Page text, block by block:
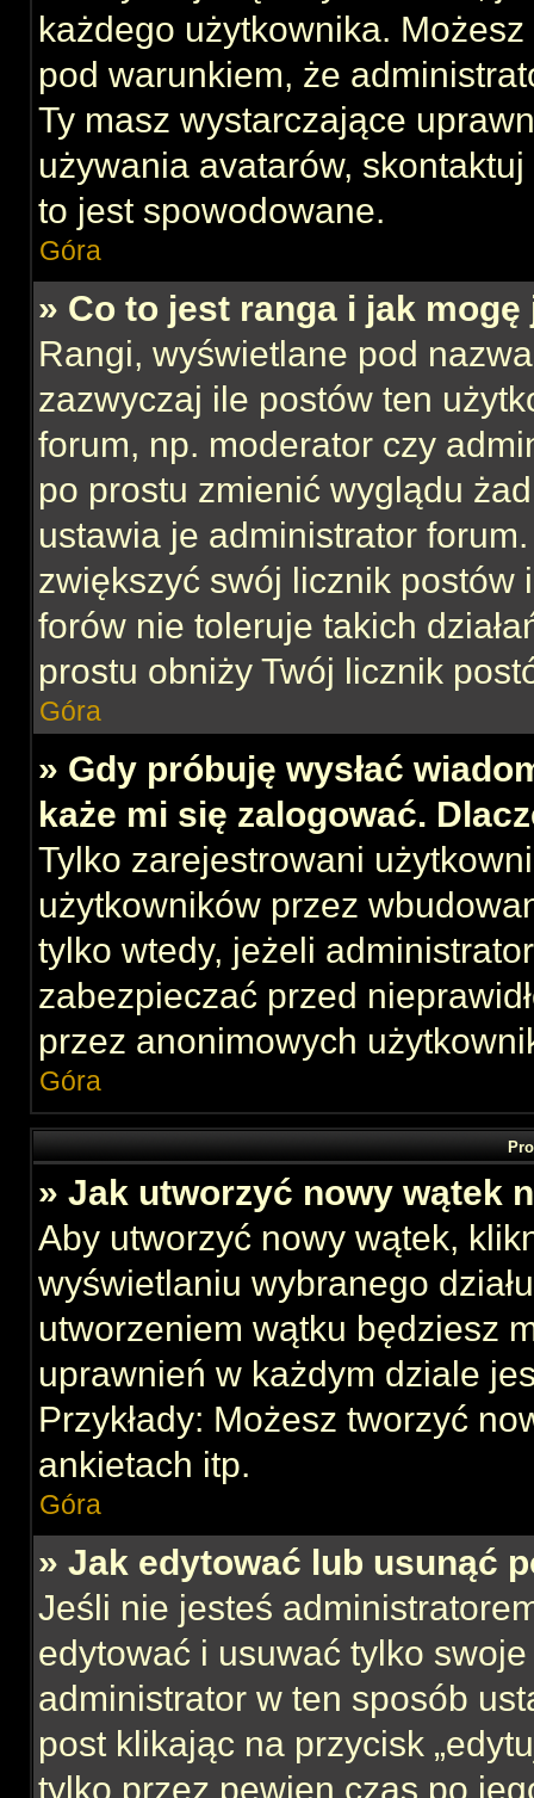
każdego użytkownika.
pod warunkiem, że
Ty masz wystarczające
używania avatarów,
to jest spowodowane.
Góra
» Co to jest ranga i jak mogę
Rangi, wyświetlane pod
zazwyczaj ile postów ten
forum, np. moderator czy
po prostu zmienić wyglądu
ustawia je administrator
zwiększyć swój licznik postów
forów nie toleruje takich
prostu obniży Twój licznik
Góra
» Gdy próbuję wysłać
każe mi się zalogować.
Tylko zarejestrowani
użytkowników przez
tylko wtedy, jeżeli
zabezpieczać przed
przez anonimowych
Góra
» Jak utworzyć nowy wątek
Aby utworzyć nowy wątek,
wyświetlaniu wybranego
utworzeniem wątku będziesz
uprawnień w każdym dziale
Przykłady: Możesz tworzyć
ankietach itp.
Góra
» Jak edytować lub usunąć
Jeśli nie jesteś
edytować i usuwać tylko
administrator w ten sposób
post klikając na przycisk
tylko przez pewien czas po